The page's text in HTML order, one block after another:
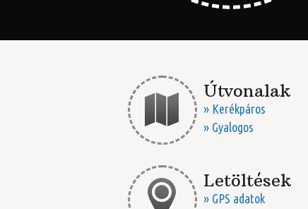
Útvonalak
» Kerékpáros
» Gyalogos
Letöltések
» GPS adatok